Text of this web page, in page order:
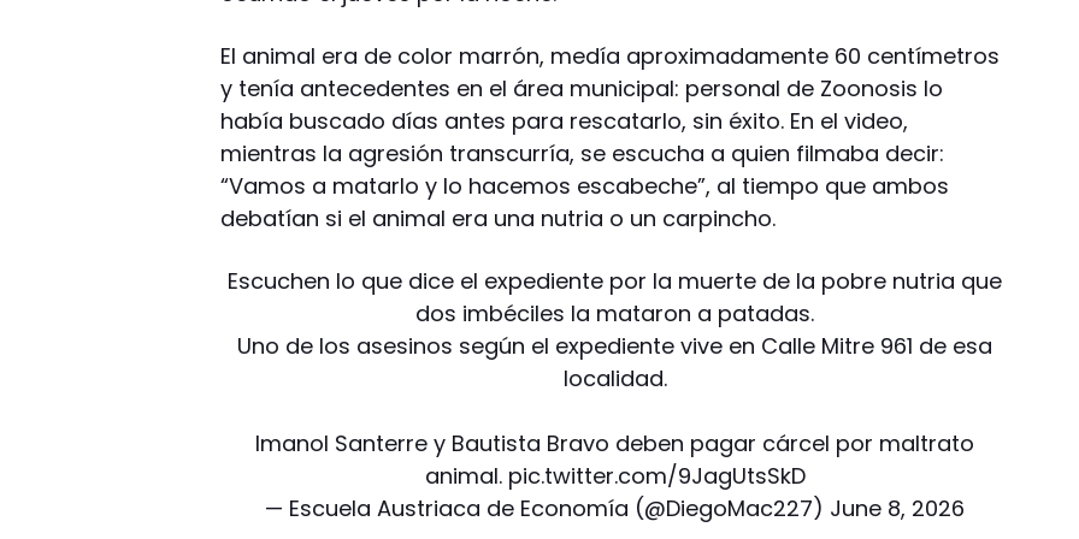
El animal era de color marrón, medía aproximadamente 60 centímetros
y tenía antecedentes en el área municipal: personal de Zoonosis lo
había buscado días antes para rescatarlo, sin éxito. En el video,
mientras la agresión transcurría, se escucha a quien filmaba decir:
“Vamos a matarlo y lo hacemos escabeche”, al tiempo que ambos
debatían si el animal era una nutria o un carpincho.
Escuchen lo que dice el expediente por la muerte de la pobre nutria que
dos imbéciles la mataron a patadas.
Uno de los asesinos según el expediente vive en Calle Mitre 961 de esa
localidad.
Imanol Santerre y Bautista Bravo deben pagar cárcel por maltrato
animal. pic.twitter.com/9JagUtsSkD
— Escuela Austriaca de Economía (@DiegoMac227) June 8, 2026